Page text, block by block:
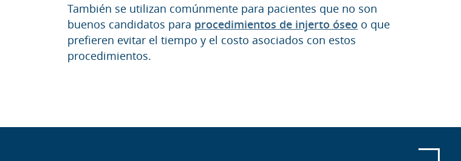
También se utilizan comúnmente para pacientes que no son
buenos candidatos para procedimientos de injerto óseo o que
prefieren evitar el tiempo y el costo asociados con estos
procedimientos.